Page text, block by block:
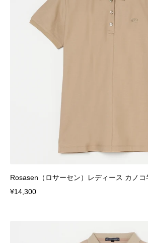
Rosasen（ロサーセン）レディース カノ
¥14,300